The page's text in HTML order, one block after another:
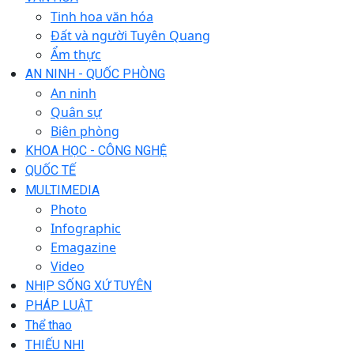
Tinh hoa văn hóa
Đất và người Tuyên Quang
Ẩm thực
AN NINH - QUỐC PHÒNG
An ninh
Quân sự
Biên phòng
KHOA HỌC - CÔNG NGHỆ
QUỐC TẾ
MULTIMEDIA
Photo
Infographic
Emagazine
Video
NHỊP SỐNG XỨ TUYÊN
PHÁP LUẬT
Thể thao
THIẾU NHI